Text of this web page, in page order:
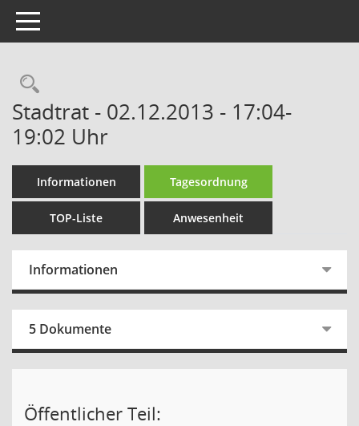
Toggle navigation
Rechercheauswahl
Stadtrat - 02.12.2013 - 17:04-
19:02 Uhr
Informationen Tagesordnung
TOP-Liste Anwesenheit
Informationen
5 Dokumente
Öffentlicher Teil: